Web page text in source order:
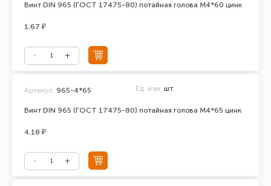
Винт DIN 965 (ГОСТ 17475-80) потайная голова М4*60 цинк
1.67 ₽
Винт DIN 965 (ГОСТ 17475-80) потайная голова М4*65 цинк
Артикул: 965-4*65 Ед. изм. шт.
4.18 ₽